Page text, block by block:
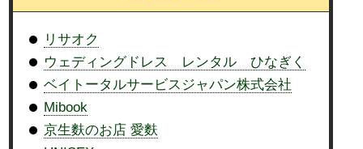
リサオク
ウェディングドレス レンタル ひなぎく
ベイトータルサービスジャパン株式会社
Mibook
京生麩のお店 愛麩